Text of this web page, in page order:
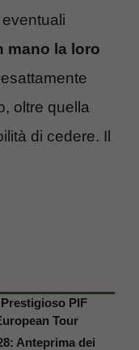
mano la loro
oltre quella
di cedere. Il
PIF
Tour
Anteprima dei